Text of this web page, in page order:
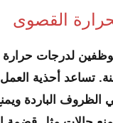
القصوى
لدرجات حرارة
تساعد أحذية
الباردة